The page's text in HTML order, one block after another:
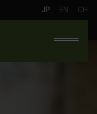
JP EN CH